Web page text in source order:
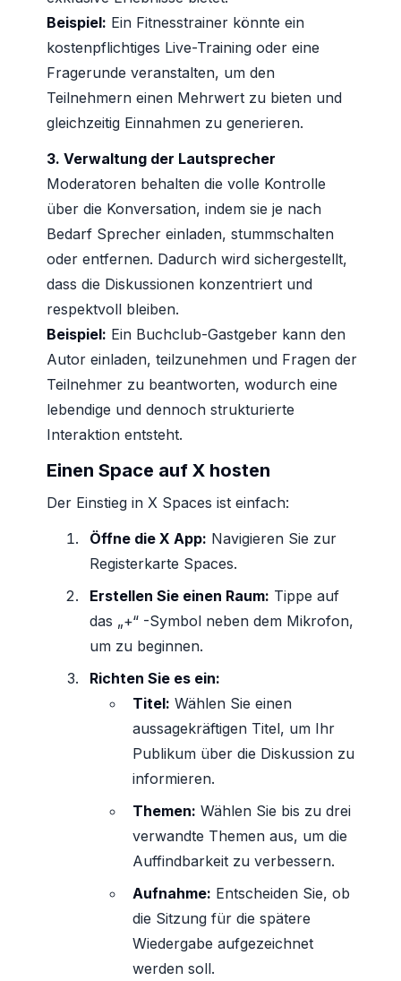
Beispiel: Ein Fitnesstrainer könnte ein
kostenpflichtiges Live-Training oder eine
Fragerunde veranstalten, um den
Teilnehmern einen Mehrwert zu bieten und
gleichzeitig Einnahmen zu generieren.
3. Verwaltung der Lautsprecher
Moderatoren behalten die volle Kontrolle
über die Konversation, indem sie je nach
Bedarf Sprecher einladen, stummschalten
oder entfernen. Dadurch wird sichergestellt,
dass die Diskussionen konzentriert und
respektvoll bleiben.
Beispiel: Ein Buchclub-Gastgeber kann den
Autor einladen, teilzunehmen und Fragen der
Teilnehmer zu beantworten, wodurch eine
lebendige und dennoch strukturierte
Interaktion entsteht.
Einen Space auf X hosten
Der Einstieg in X Spaces ist einfach:
Öffne die X App: Navigieren Sie zur
Registerkarte Spaces.
Erstellen Sie einen Raum: Tippe auf
das „+“ -Symbol neben dem Mikrofon,
um zu beginnen.
Richten Sie es ein:
Titel: Wählen Sie einen
aussagekräftigen Titel, um Ihr
Publikum über die Diskussion zu
informieren.
Themen: Wählen Sie bis zu drei
verwandte Themen aus, um die
Auffindbarkeit zu verbessern.
Aufnahme: Entscheiden Sie, ob
die Sitzung für die spätere
Wiedergabe aufgezeichnet
werden soll.